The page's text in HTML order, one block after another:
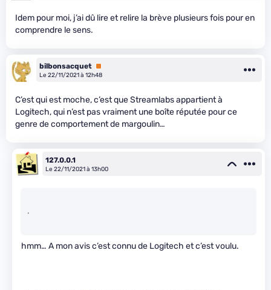
Idem pour moi, j’ai dû lire et relire la brève plusieurs fois pour en
comprendre le sens.
bilbonsacquet Premium
Le 22/11/2021 à 12h48
C’est qui est moche, c’est que Streamlabs appartient à
Logitech, qui n’est pas vraiment une boîte réputée pour ce
genre de comportement de margoulin…
127.0.0.1
Le 22/11/2021 à 13h00
.
hmm… A mon avis c’est connu de Logitech et c’est voulu.